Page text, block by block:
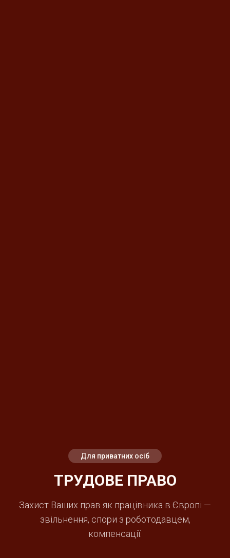
Для приватних осіб
ТРУДОВЕ ПРАВО
Захист Ваших прав як працівника в Європі —
звільнення, спори з роботодавцем,
компенсації.